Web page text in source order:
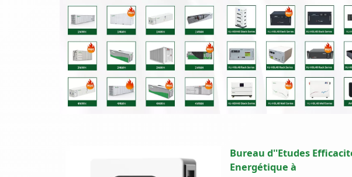
Bureau d''Etudes
Energétique à